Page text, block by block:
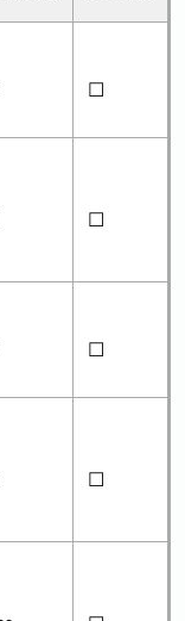
☐
☐
☐
☐